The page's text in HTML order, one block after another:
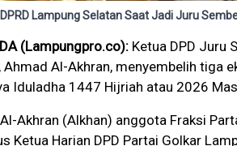
Lampung Selatan Saat Jadi Juru
(Lampungpro.co): Ketua DPD Juru
Ahmad Al-Akhran, menyembelih tiga
Iduladha 1447 Hijriah atau 2026
Akhran (Alkhan) anggota Fraksi
Ketua Harian DPD Partai Golkar